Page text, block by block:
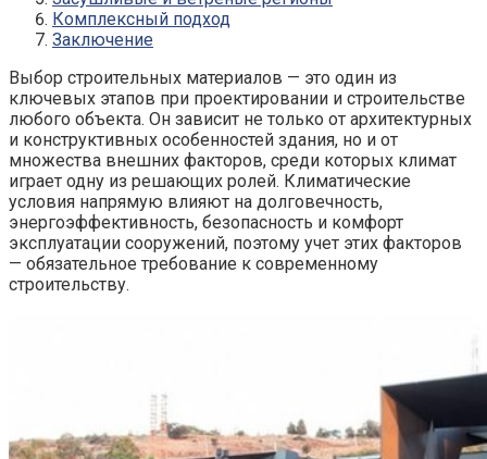
Комплексный подход
Заключение
Выбор строительных материалов — это один из
ключевых этапов при проектировании и строительстве
любого объекта. Он зависит не только от архитектурных
и конструктивных особенностей здания, но и от
множества внешних факторов, среди которых климат
играет одну из решающих ролей. Климатические
условия напрямую влияют на долговечность,
энергоэффективность, безопасность и комфорт
эксплуатации сооружений, поэтому учет этих факторов
— обязательное требование к современному
строительству.